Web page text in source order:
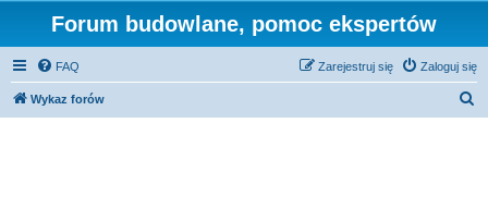
Forum budowlane, pomoc ekspertów
FAQ Zaloguj się
Zarejestruj się
Wykaz forów